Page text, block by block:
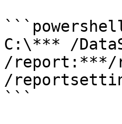
C:\*** /
/report:***/
/
```